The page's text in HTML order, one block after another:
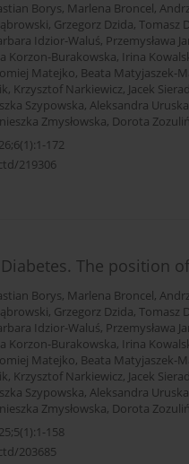
Borys, Marlena Broncel,
, Grzegorz Dzida, Tomasz
Idzior-Waluś, Przemysława
Korzon-Burakowska, Irina
Matejko, Beata Matyjaszek-
, Krzysztof Narkiewicz, Jacek
Szypowska, Aleksandra Uruska
Zmysłowska, Dorota
172
219306
The position
Borys, Marlena Broncel,
, Grzegorz Dzida, Tomasz
Idzior-Waluś, Przemysława
Korzon-Burakowska, Irina
Matejko, Beata Matyjaszek-
, Krzysztof Narkiewicz, Jacek
Szypowska, Aleksandra Uruska
Zmysłowska, Dorota
158
203685